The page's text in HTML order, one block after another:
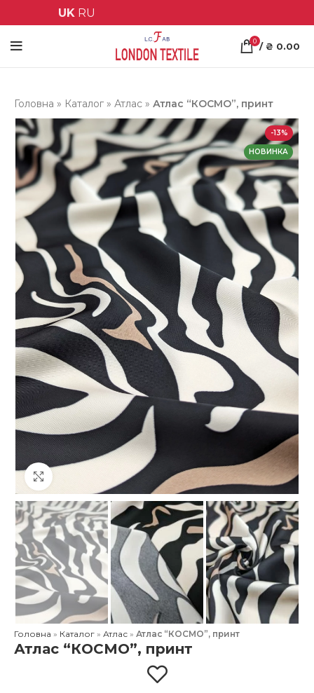
UK RU
0 / ₴ 0.00
Головна » Каталог »Атлас »Атлас “КОСМО”, принт
-13%
НОВИНКА
Клацніть, щоб збільшити
Головна » Каталог »Атлас »Атлас “КОСМО”, принт
Атлас “КОСМО”, принт